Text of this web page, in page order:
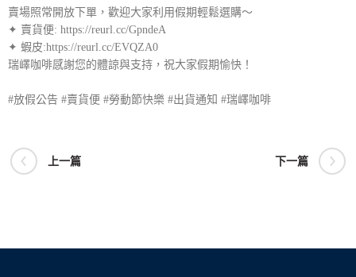
賣場照常開放下單，歡迎大家利用假期輕鬆選購～
✦ 賣貨便: https://reurl.cc/GpndeA
✦ 蝦皮:https://reurl.cc/EVQZA0
瑞嶧咖啡感謝您的體諒與支持，祝大家假期愉快！
#放假公告 #賣貨便 #勞動節快樂 #出貨通知 #瑞嶧咖啡
上一篇 下一篇